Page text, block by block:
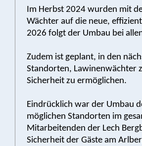
Im Herbst 2024 wurden mit
Wächter auf die neue,
2026 folgt der Umbau bei
Zudem ist geplant, in den
Standorten, Lawinenwächter
Sicherheit zu ermöglichen.
Eindrücklich war der Umbau
möglichen Standorten im
Mitarbeitenden der Lech
Sicherheit der Gäste am